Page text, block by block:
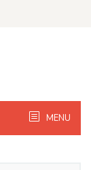
MENU